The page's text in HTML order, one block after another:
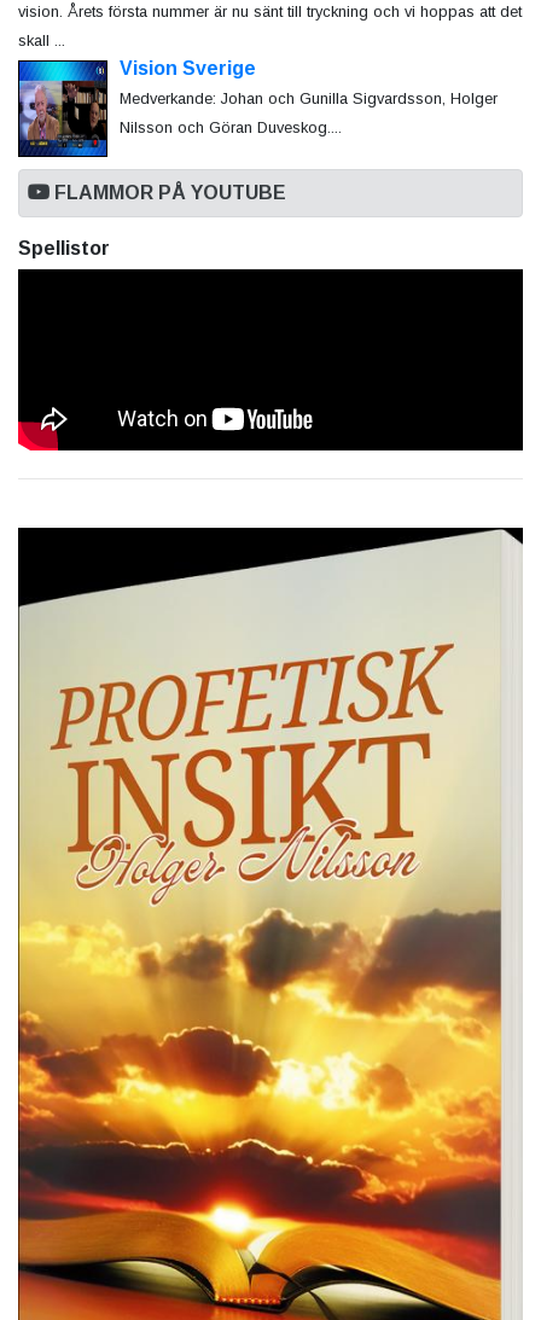
vision. Årets första nummer är nu sänt till tryckning och vi hoppas att det
skall ...
Vision Sverige
Medverkande: Johan och Gunilla Sigvardsson, Holger
Nilsson och Göran Duveskog....
FLAMMOR PÅ YOUTUBE
Spellistor